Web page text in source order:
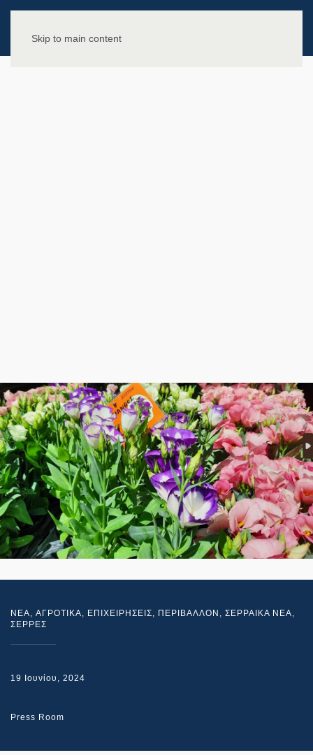
Skip to main content
NEA, ΑΓΡΟΤΙΚΑ, ΕΠΙΧΕΙΡΗΣΕΙΣ, ΠΕΡΙΒΑΛΛΟΝ , ΣΕΡΡΑΙΚΑ ΝΕΑ,
ΣΕΡΡΕΣ
19 Ιουνίου, 2024
Press Room